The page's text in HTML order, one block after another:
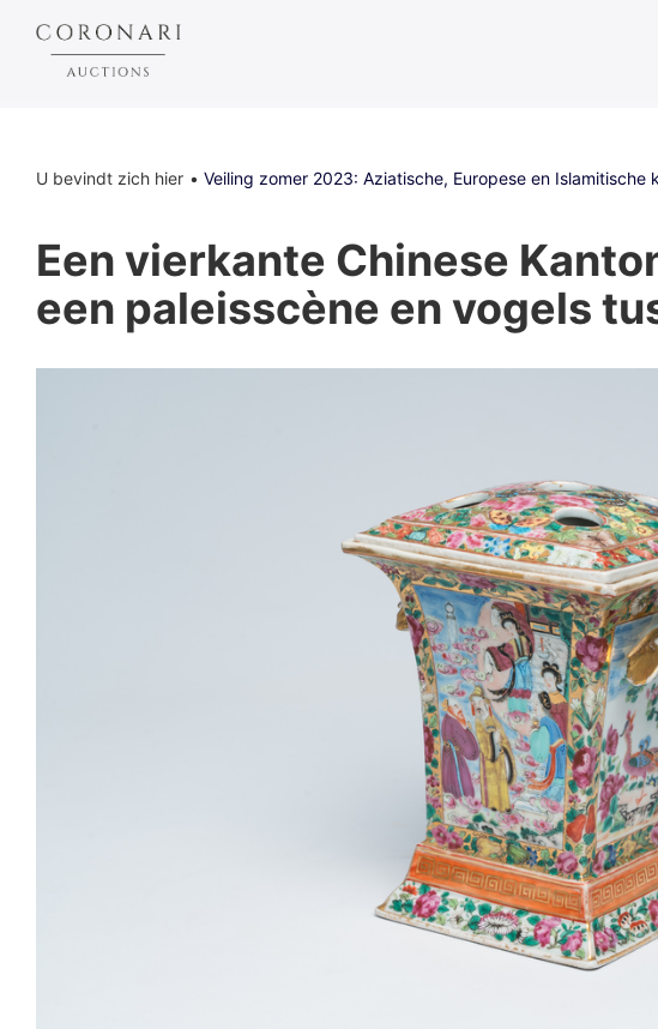
U bevindt zich hier Veiling zomer 2023: Aziatische, Europese en Islamitische
Een vierkante Chinese
een paleisscène en vogels